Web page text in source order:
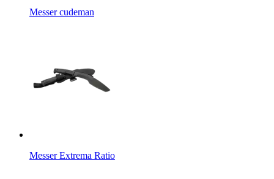
Messer cudeman
Messer Extrema Ratio